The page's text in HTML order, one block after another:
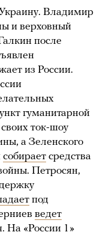
Украину. Владимир
и верховный
после
из России.
гуманитарной
ток-шоу
а Зеленского
собирает средства
Петросян,
под
ведет
На «России 1»